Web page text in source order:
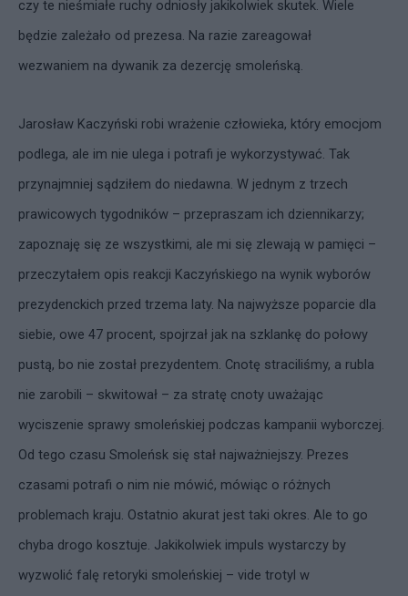
czy te nieśmiałe ruchy odniosły jakikolwiek skutek. Wiele
będzie zależało od prezesa. Na razie zareagował
wezwaniem na dywanik za dezercję smoleńską.
Jarosław Kaczyński robi wrażenie człowieka, który emocjom
podlega, ale im nie ulega i potrafi je wykorzystywać. Tak
przynajmniej sądziłem do niedawna. W jednym z trzech
prawicowych tygodników – przepraszam ich dziennikarzy;
zapoznaję się ze wszystkimi, ale mi się zlewają w pamięci –
przeczytałem opis reakcji Kaczyńskiego na wynik wyborów
prezydenckich przed trzema laty. Na najwyższe poparcie dla
siebie, owe 47 procent, spojrzał jak na szklankę do połowy
pustą, bo nie został prezydentem. Cnotę straciliśmy, a rubla
nie zarobili – skwitował – za stratę cnoty uważając
wyciszenie sprawy smoleńskiej podczas kampanii wyborczej.
Od tego czasu Smoleńsk się stał najważniejszy. Prezes
czasami potrafi o nim nie mówić, mówiąc o różnych
problemach kraju. Ostatnio akurat jest taki okres. Ale to go
chyba drogo kosztuje. Jakikolwiek impuls wystarczy by
wyzwolić falę retoryki smoleńskiej – vide trotyl w